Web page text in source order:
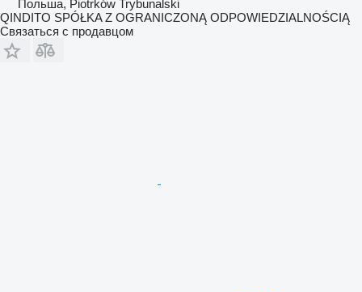
Польша, Piotrków Trybunalski
QINDITO SPÓŁKA Z OGRANICZONĄ ODPOWIEDZIALNOŚCIĄ
Связаться с продавцом